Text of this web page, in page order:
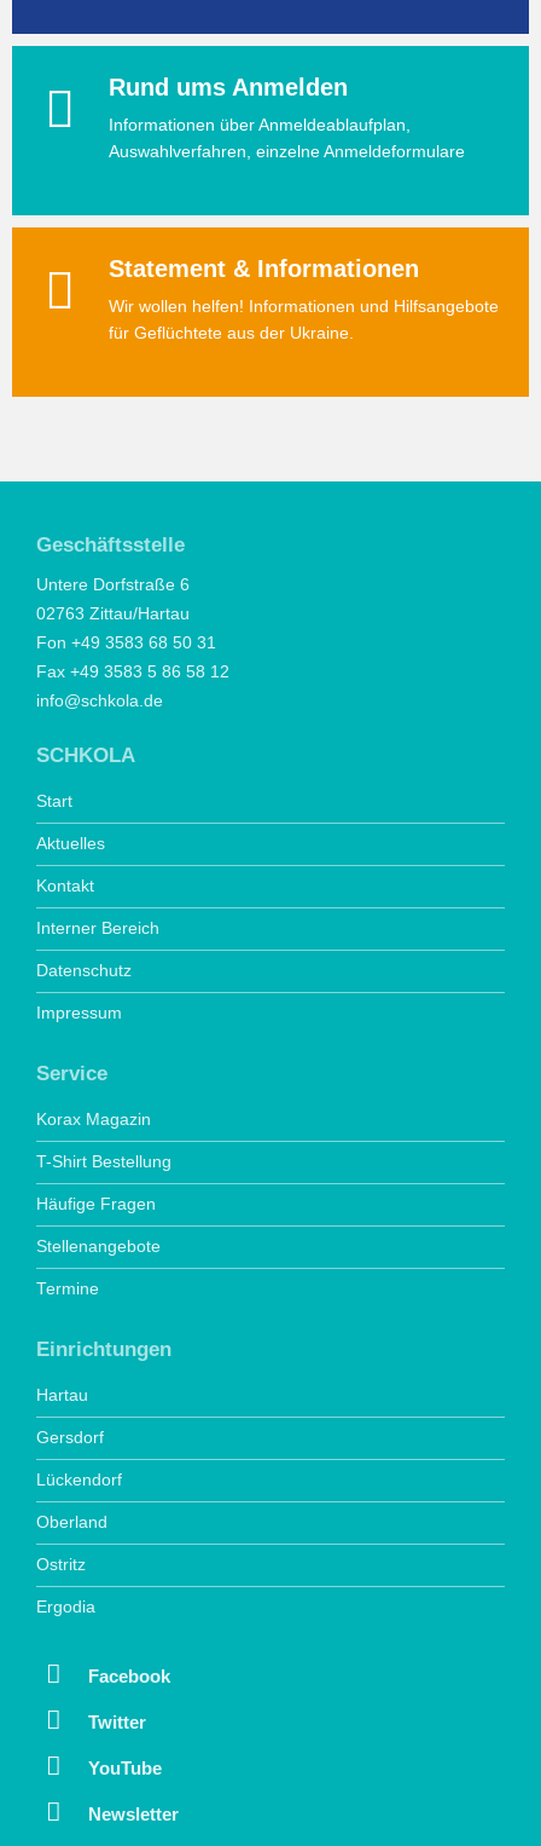
Rund ums Anmelden
Informationen über Anmeldeablaufplan,
Auswahlverfahren, einzelne Anmeldeformulare
Statement & Informationen
Wir wollen helfen! Informationen und Hilfsangebote
für Geflüchtete aus der Ukraine.
Geschäftsstelle
Untere Dorfstraße 6
02763 Zittau/Hartau
Fon +49 3583 68 50 31
Fax +49 3583 5 86 58 12
info@schkola.de
SCHKOLA
Start
Aktuelles
Kontakt
Interner Bereich
Datenschutz
Impressum
Service
Korax Magazin
T-Shirt Bestellung
Häufige Fragen
Stellenangebote
Termine
Einrichtungen
Hartau
Gersdorf
Lückendorf
Oberland
Ostritz
Ergodia
Facebook
Twitter
YouTube
Newsletter